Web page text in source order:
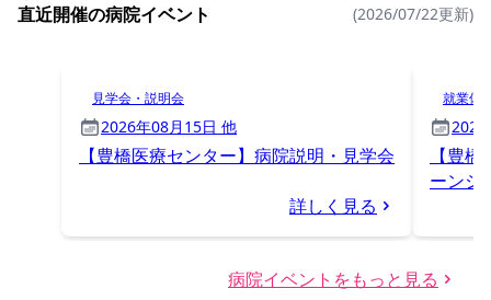
直近開催の病院イベント (2026/07/22更新)
見学会・説明会
2026年08月15日 他
【豊橋医療センター】病院説明・見学会
詳しく見る
就業体
2026
【豊
ーンシ
病院イベントをもっと見る